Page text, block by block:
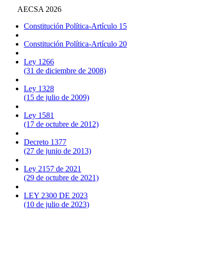
AECSA 2026
Constitución Política-Artículo 15
Constitución Política-Artículo 20
Ley 1266
(31 de diciembre de 2008)
Ley 1328
(15 de julio de 2009)
Ley 1581
(17 de octubre de 2012)
Decreto 1377
(27 de junio de 2013)
Ley 2157 de 2021
(29 de octubre de 2021)
LEY 2300 DE 2023
(10 de julio de 2023)